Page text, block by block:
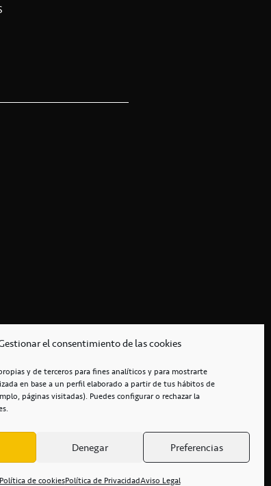
el consentimiento de las cookies
y de terceros para fines analíticos y para mostrarte
en base a un perfil elaborado a partir de tus hábitos de
páginas visitadas). Puedes configurar o rechazar la
Denegar Preferencias
Política de cookiesPolítica de PrivacidadAviso Legal
/ ACCESIBILIDAD